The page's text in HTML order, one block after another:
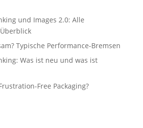
und Images 2.0: Alle
Typische Performance-Bremsen
Was ist neu und was ist
Free Packaging?